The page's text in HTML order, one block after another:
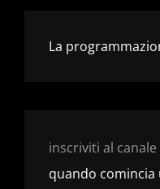
La
inscriviti al canale
quando